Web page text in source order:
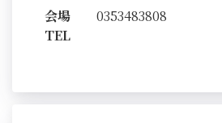
会場
TEL
0353483808